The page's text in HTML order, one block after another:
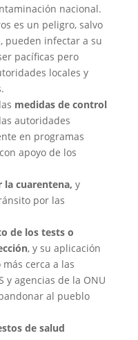
nacional.
es un peligro, salvo
pueden infectar a su
pacíficas pero
locales y
medidas de control
autoridades
en programas
apoyo de los
la cuarentena, y
por las
de los tests o
, y su aplicación
cerca a las
y agencias de la ONU
al pueblo
de salud